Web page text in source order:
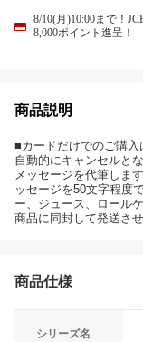
8/10(月)10:00まで！
8,000ポイント進呈！
商品説明
■カードだけでのご購
自動的にキャンセルと
メッセージを代筆しま
ッセージを50文字程
ー、ジュース、ロール
商品に同封して発送さ
商品仕様
シリーズ名